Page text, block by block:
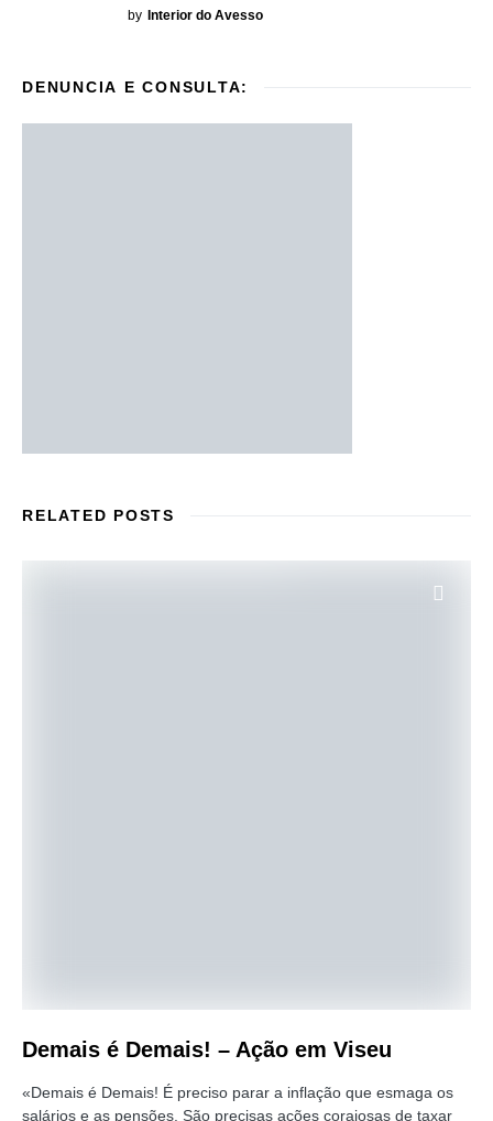
by Interior do Avesso
DENUNCIA E CONSULTA:
RELATED POSTS
Demais é Demais! – Ação em Viseu
«Demais é Demais! É preciso parar a inflação que esmaga os
salários e as pensões. São precisas ações corajosas de taxar